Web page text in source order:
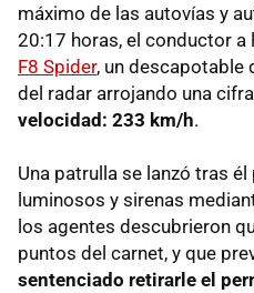
máximo de las autovías y
20:17 horas, el conductor a
F8 Spider, un descapotable
del radar arrojando una
velocidad: 233 km/h.
Una patrulla se lanzó tras
luminosos y sirenas
los agentes descubrieron
puntos del carnet, y que
sentenciado retirarle el